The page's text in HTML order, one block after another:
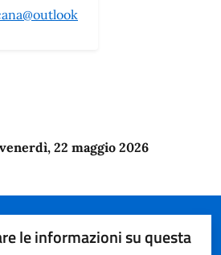
venerdì, 22 maggio 2026
le informazioni su questa